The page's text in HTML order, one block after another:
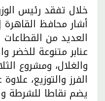
خلال تفقد رئيس
أشار محافظ
العديد من
عنابر متنوعة للخضر
والغلال، ومشروع
الفرز والتوزيع،
يضم نقاطا للشرطة